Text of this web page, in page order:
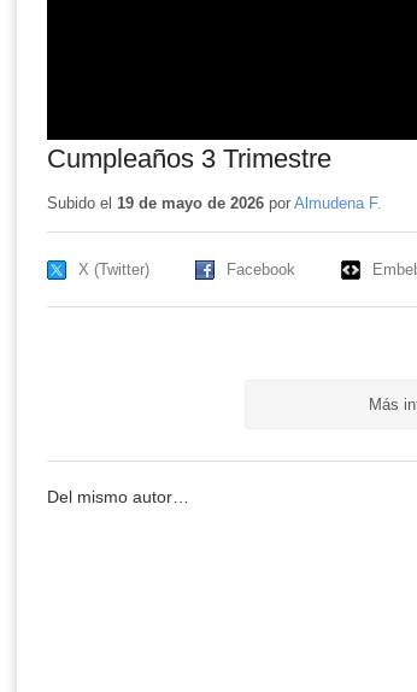
Cumpleaños 3 Trimestre
Subido el 19 de mayo de 2026por Almudena F.
X (Twitter) Facebook
Más
Del mismo autor…